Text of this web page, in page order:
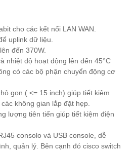
cho các kết nối LAN WAN.
uplink dữ liệu.
đến 370W.
nhiệt độ hoạt động lên đến 45°C
có các bộ phận chuyển động cơ
gọn ( <= 15 inch) giúp tiết kiệm
không gian lắp đặt hẹp.
lượng tiên tiến giúp tiết kiệm điện
consolo và USB console, dễ
quản lý. Bên cạnh đó cisco switch